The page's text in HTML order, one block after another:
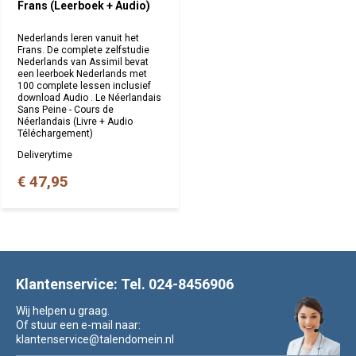
Frans (Leerboek + Audio)
Nederlands leren vanuit het
Frans. De complete zelfstudie
Nederlands van Assimil bevat
een leerboek Nederlands met
100 complete lessen inclusief
download Audio . Le Néerlandais
Sans Peine - Cours de
Néerlandais (Livre + Audio
Téléchargement)
Deliverytime
€ 47,95
Klantenservice: Tel. 024-8456906
Wij helpen u graag.
Of stuur een e-mail naar:
klantenservice@talendomein.nl